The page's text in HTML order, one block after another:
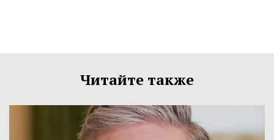
Читайте также